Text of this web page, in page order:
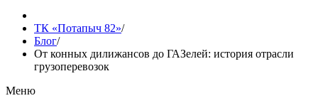
ТК «Потапыч 82»/
Блог/
От конных дилижансов до ГАЗелей: история отрасли
грузоперевозок
Меню